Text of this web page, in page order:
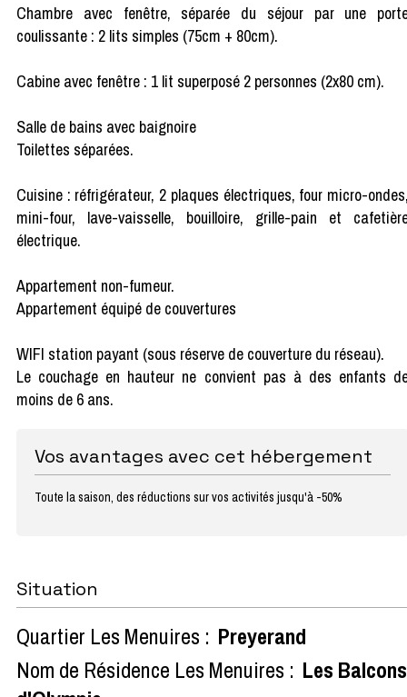
Chambre avec fenêtre, séparée du séjour par une
coulissante : 2 lits simples (75cm + 80cm).
Cabine avec fenêtre : 1 lit superposé 2 personnes (2x80 cm).
Salle de bains avec baignoire
Toilettes séparées.
Cuisine : réfrigérateur, 2 plaques électriques, four micro-
mini-four, lave-vaisselle, bouilloire, grille-pain et
électrique.
Appartement non-fumeur.
Appartement équipé de couvertures
WIFI station payant (sous réserve de couverture du réseau).
Le couchage en hauteur ne convient pas à des enfants
moins de 6 ans.
Vos avantages avec cet hébergement
Toute la saison, des réductions sur vos activités jusqu'à -50%
Situation
Quartier Les Menuires : Preyerand
Nom de Résidence Les Menuires : Les Balcons